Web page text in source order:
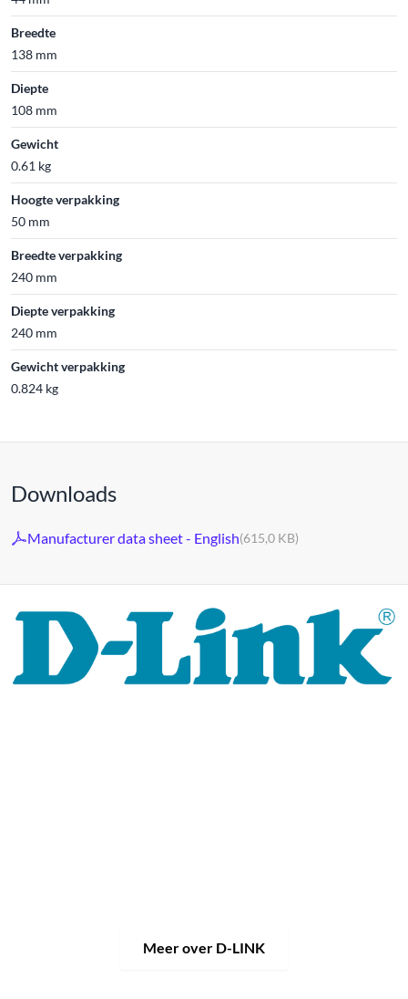
Breedte
138 mm
Diepte
108 mm
Gewicht
0.61 kg
Hoogte verpakking
50 mm
Breedte verpakking
240 mm
Diepte verpakking
240 mm
Gewicht verpakking
0.824 kg
Downloads
Manufacturer data sheet - English(615,0 KB)
Meer over D-LINK